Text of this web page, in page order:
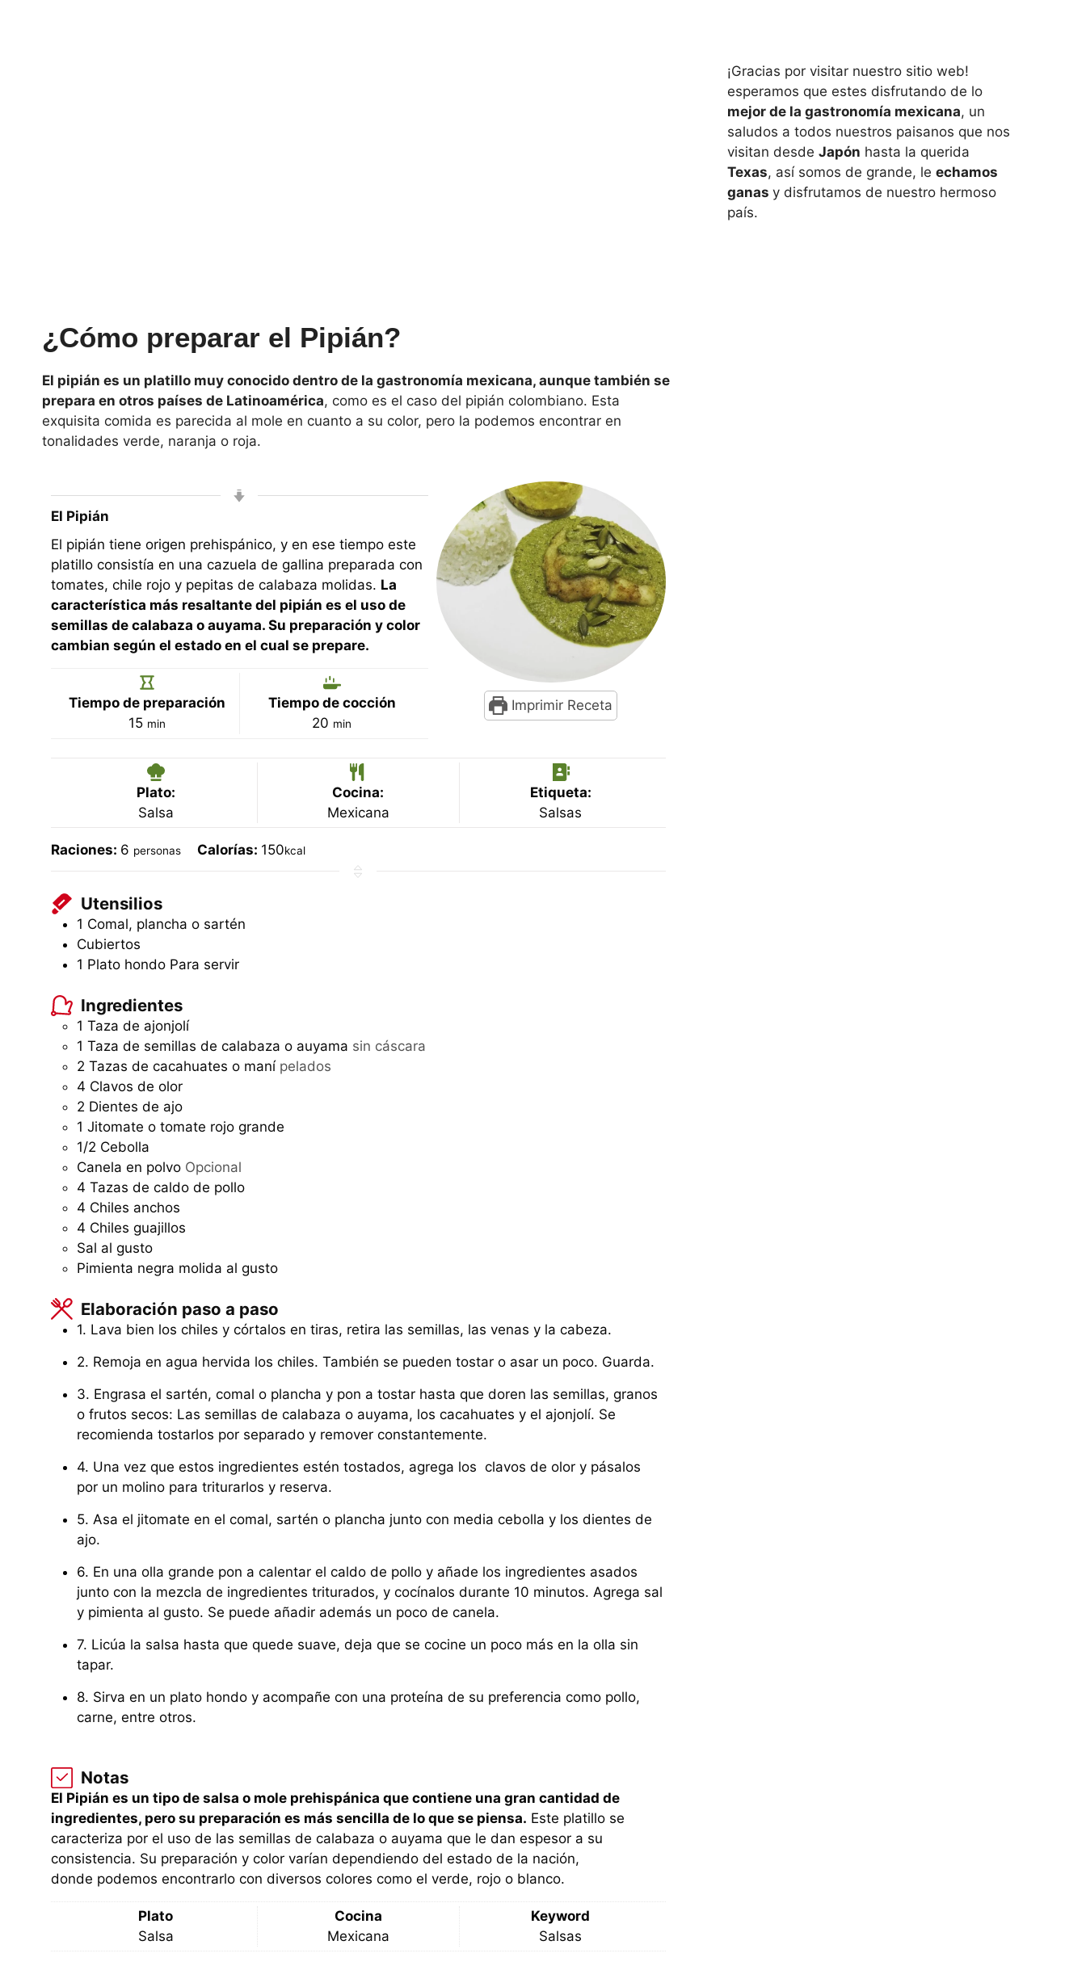
¿Cómo preparar el Pipián?
El pipián es un platillo muy conocido dentro de la gastronomía mexicana, aunque también se
prepara en otros países de Latinoamérica, como es el caso del pipián colombiano. Esta
exquisita comida es parecida al mole en cuanto a su color, pero la podemos encontrar en
tonalidades verde, naranja o roja.
Imprimir Receta
El Pipián
El pipián tiene origen prehispánico, y en ese tiempo este
platillo consistía en una cazuela de gallina preparada con
tomates, chile rojo y pepitas de calabaza molidas. La
característica más resaltante del pipián es el uso de
semillas de calabaza o auyama. Su preparación y color
cambian según el estado en el cual se prepare.
Tiempo de preparación
15minutos
min
Tiempo de cocción
20 minutos
min
Plato:
Salsa
Cocina:
Mexicana
Etiqueta:
Salsas
Raciones: 6 personas Calorías: 150kcal
Utensilios
1 Comal, plancha o sartén
Cubiertos
1 Plato hondo Para servir
Ingredientes
1 Taza de ajonjolí
1 Taza de semillas de calabaza o auyama sin cáscara
2 Tazas de cacahuates o maní pelados
4 Clavos de olor
2 Dientes de ajo
1 Jitomate o tomate rojo grande
1/2 Cebolla
Canela en polvo Opcional
4 Tazas de caldo de pollo
4 Chiles anchos
4 Chiles guajillos
Sal al gusto
Pimienta negra molida al gusto
Elaboración paso a paso
1. Lava bien los chiles y córtalos en tiras, retira las semillas, las venas y la cabeza.
2. Remoja en agua hervida los chiles. También se pueden tostar o asar un poco. Guarda.
3. Engrasa el sartén, comal o plancha y pon a tostar hasta que doren las semillas, granos
o frutos secos: Las semillas de calabaza o auyama, los cacahuates y el ajonjolí. Se
recomienda tostarlos por separado y remover constantemente.
4. Una vez que estos ingredientes estén tostados, agrega los clavos de olor y pásalos
por un molino para triturarlos y reserva.
5. Asa el jitomate en el comal, sartén o plancha junto con media cebolla y los dientes de
ajo.
6. En una olla grande pon a calentar el caldo de pollo y añade los ingredientes asados
junto con la mezcla de ingredientes triturados, y cocínalos durante 10 minutos. Agrega sal
y pimienta al gusto. Se puede añadir además un poco de canela.
7. Licúa la salsa hasta que quede suave, deja que se cocine un poco más en la olla sin
tapar.
8. Sirva en un plato hondo y acompañe con una proteína de su preferencia como pollo,
carne, entre otros.
Notas
El Pipián es un tipo de salsa o mole prehispánica que contiene una gran cantidad de
ingredientes, pero su preparación es más sencilla de lo que se piensa. Este platillo se
caracteriza por el uso de las semillas de calabaza o auyama que le dan espesor a su
consistencia. Su preparación y color varían dependiendo del estado de la nación,
donde podemos encontrarlo con diversos colores como el verde, rojo o blanco.
Plato
Salsa
Cocina
Mexicana
Keyword
Salsas
¡Gracias por visitar nuestro sitio web!
esperamos que estes disfrutando de lo
mejor de la gastronomía mexicana, un
saludos a todos nuestros paisanos que nos
visitan desde Japón hasta la querida
Texas, así somos de grande, le echamos
ganas y disfrutamos de nuestro hermoso
país.